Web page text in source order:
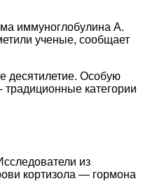
иммуноглобулина А.
ученые, сообщает
десятилетие. Особую
категории
из
кортизола — гормона